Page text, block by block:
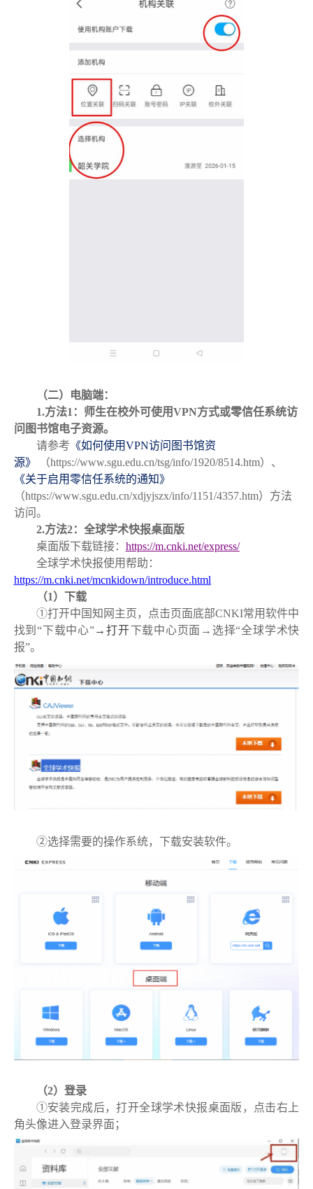
（二）电脑端：
1.方法1：师生在校外可使用VPN方式或零信任系统访
问图书馆电子资源。
请参考 《如何使用VPN访问图书馆资
源》
（https://www.sgu.edu.cn/tsg/info/1920/8514.htm）、
《关于启用零信任系统的通知》
（https://www.sgu.edu.cn/xdjyjszx/info/1151/4357.htm）方法
访问。
2.方法2：全球学术快报桌面版
桌面版下载链接： https://m.cnki.net/express/
全球学术快报使用帮助：
https://m.cnki.net/mcnkidown/introduce.html
（1）下载
①打开中国知网主页，点击页面底部CNKI常用软件中
找到“下载中心”→打开下载中心页面→选择“全球学术快
报”。
②选择需要的操作系统，下载安装软件。
（2）登录
①安装完成后，打开全球学术快报桌面版，点击右上
角头像进入登录界面；